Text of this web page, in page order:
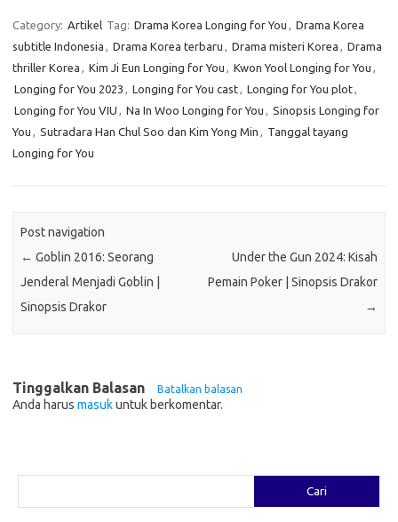
Category: Artikel Tag: Drama Korea Longing for You , Drama Korea
subtitle Indonesia , Drama Korea terbaru , Drama misteri Korea , Drama
thriller Korea , Kim Ji Eun Longing for You , Kwon Yool Longing for You ,
Longing for You 2023 , Longing for You cast, Longing for You plot,
Longing for You VIU , Na In Woo Longing for You , Sinopsis Longing for
You , Sutradara Han Chul Soo dan Kim Yong Min , Tanggal tayang
Longing for You
Post navigation
← Goblin 2016: Seorang
Jenderal Menjadi Goblin |
Sinopsis Drakor
Under the Gun 2024: Kisah
Pemain Poker | Sinopsis Drakor
→
Tinggalkan Balasan Batalkan balasan
Anda harus masukuntuk berkomentar.
Cari